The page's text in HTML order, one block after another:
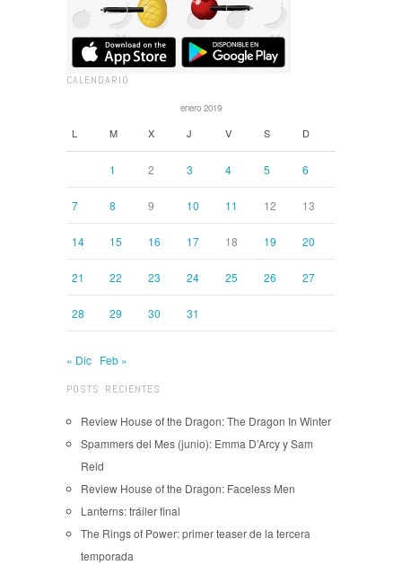
CALENDARIO
enero 2019
L M X J V S D
1 2 3 4 5 6
7 8 9 10 11 12 13
14 15 16 17 18 19 20
21 22 23 24 25 26 27
28 29 30 31
« Dic Feb »
POSTS RECIENTES
Review House of the Dragon: The Dragon In Winter
Spammers del Mes (junio): Emma D’Arcy y Sam
Reid
Review House of the Dragon: Faceless Men
Lanterns: tráiler final
The Rings of Power: primer teaser de la tercera
temporada